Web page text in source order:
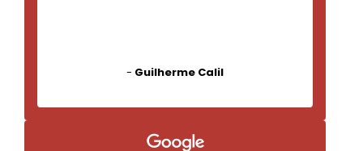
- Guilherme Calil